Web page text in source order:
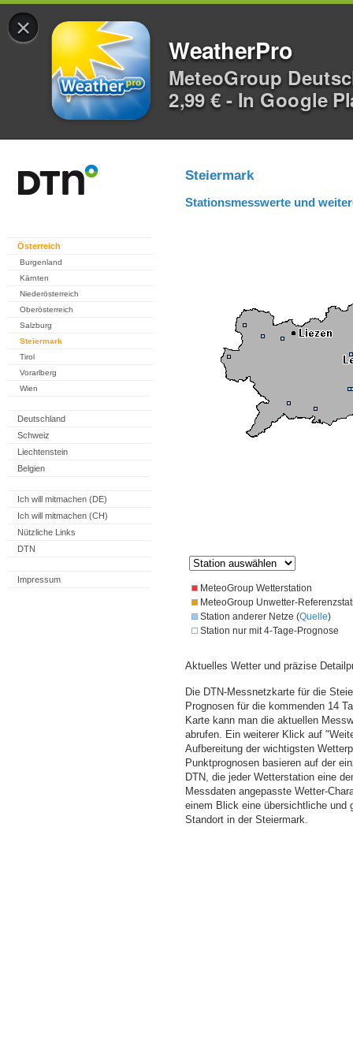
×
WeatherPro
MeteoGroup
2,99 € - In Google
Österreich
Burgenland
Kärnten
Niederösterreich
Oberösterreich
Salzburg
Steiermark
Tirol
Vorarlberg
Wien
Deutschland
Schweiz
Liechtenstein
Belgien
Ich will mitmachen (DE)
Ich will mitmachen (CH)
Nützliche Links
DTN
Impressum
Steiermark
Stationsmesswerte und
MeteoGroup Wetterstation
MeteoGroup Unwetter-
Station anderer Netze (Quelle)
Station nur mit 4-Tage-Prognose
Aktuelles Wetter und präzise
Die DTN-Messnetzkarte für die
Prognosen für die kommenden 14
Karte kann man die aktuellen
abrufen. Ein weiterer Klick auf
Aufbereitung der wichtigsten
Punktprognosen basieren auf der
DTN, die jeder Wetterstation eine
Messdaten angepasste Wetter-
einem Blick eine übersichtliche und
Standort in der Steiermark.